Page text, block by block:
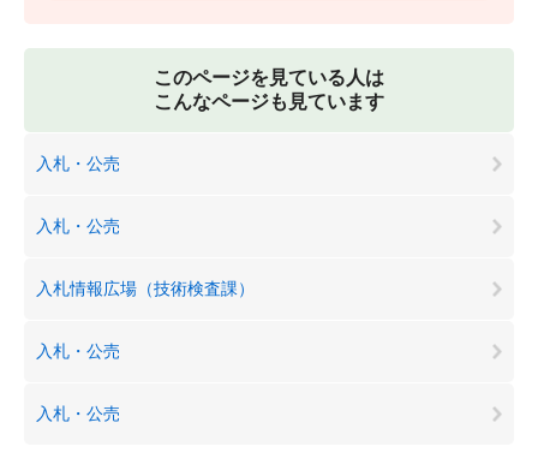
このページを見ている人は
こんなページも見ています
入札・公売
入札・公売
入札情報広場（技術検査課）
入札・公売
入札・公売